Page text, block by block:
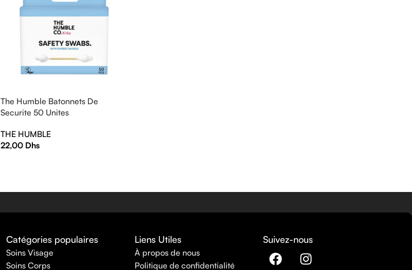
The Humble Batonnets De
Securite 50 Unites
THE HUMBLE
22,00 Dhs
Catégories populaires
Soins Visage
Soins Corps
Liens Utiles
À propos de nous
Politique de confidentialité
Suivez-nous